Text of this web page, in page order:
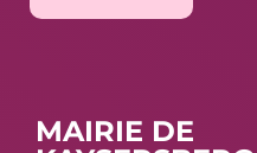
MAIRIE DE